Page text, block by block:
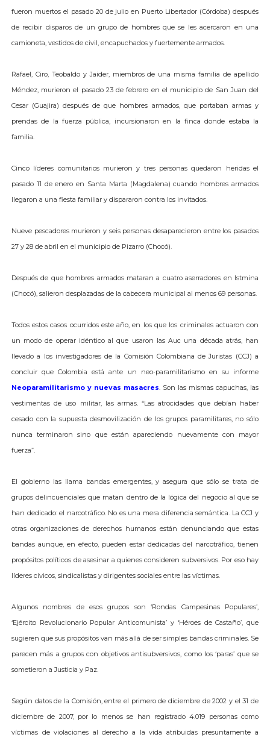
fueron muertos el pasado 20 de julio en Puerto Libertador (Córdoba) después
de recibir disparos de un grupo de hombres que se les acercaron en una
camioneta, vestidos de civil, encapuchados y fuertemente armados.
Rafael, Ciro, Teobaldo y Jaider, miembros de una misma familia de apellido
Méndez, murieron el pasado 23 de febrero en el municipio de San Juan del
Cesar (Guajira) después de que hombres armados, que portaban armas y
prendas de la fuerza pública, incursionaron en la finca donde estaba la
familia.
Cinco líderes comunitarios murieron y tres personas quedaron heridas el
pasado 11 de enero en Santa Marta (Magdalena) cuando hombres armados
llegaron a una fiesta familiar y dispararon contra los invitados.
Nueve pescadores murieron y seis personas desaparecieron entre los pasados
27 y 28 de abril en el municipio de Pizarro (Chocó).
Después de que hombres armados mataran a cuatro aserradores en Istmina
(Chocó), salieron desplazadas de la cabecera municipal al menos 69 personas.
Todos estos casos ocurridos este año, en los que los criminales actuaron con
un modo de operar idéntico al que usaron las Auc una década atrás, han
llevado a los investigadores de la Comisión Colombiana de Juristas (CCJ) a
concluir que Colombia está ante un neo-paramilitarismo en su informe
Neoparamilitarismo y nuevas masacres . Son las mismas capuchas, las
vestimentas de uso militar, las armas. “Las atrocidades que debían haber
cesado con la supuesta desmovilización de los grupos paramilitares, no sólo
nunca terminaron sino que están apareciendo nuevamente con mayor
fuerza”.
El gobierno las llama bandas emergentes, y asegura que sólo se trata de
grupos delincuenciales que matan dentro de la lógica del negocio al que se
han dedicado: el narcotráfico. No es una mera diferencia semántica. La CCJ y
otras organizaciones de derechos humanos están denunciando que estas
bandas aunque, en efecto, pueden estar dedicadas del narcotráfico, tienen
propósitos políticos de asesinar a quienes consideren subversivos. Por eso hay
líderes cívicos, sindicalistas y dirigentes sociales entre las víctimas.
Algunos nombres de esos grupos son ‘Rondas Campesinas Populares’,
‘Ejército Revolucionario Popular Anticomunista’ y ‘Héroes de Castaño’, que
sugieren que sus propósitos van más allá de ser simples bandas criminales. Se
parecen más a grupos con objetivos antisubversivos, como los ‘paras’ que se
sometieron a Justicia y Paz.
Según datos de la Comisión, entre el primero de diciembre de 2002 y el 31 de
diciembre de 2007, por lo menos se han registrado 4.019 personas como
víctimas de violaciones al derecho a la vida atribuidas presuntamente a